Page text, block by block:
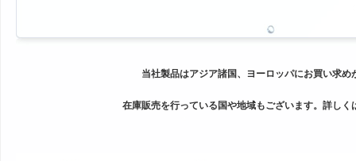
当社製品はアジア諸国、ヨーロッパにお買い求め
在庫販売を行っている国や地域もございます。詳しく